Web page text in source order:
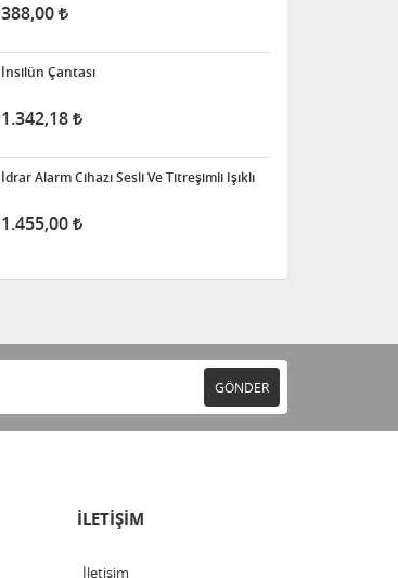
388,00
İnsilün Çantası
1.342,18
İdrar Alarm Cihazı Sesli Ve Titreşimli Işıklı
1.455,00
GÖNDER
İLETİŞİM
İletişim